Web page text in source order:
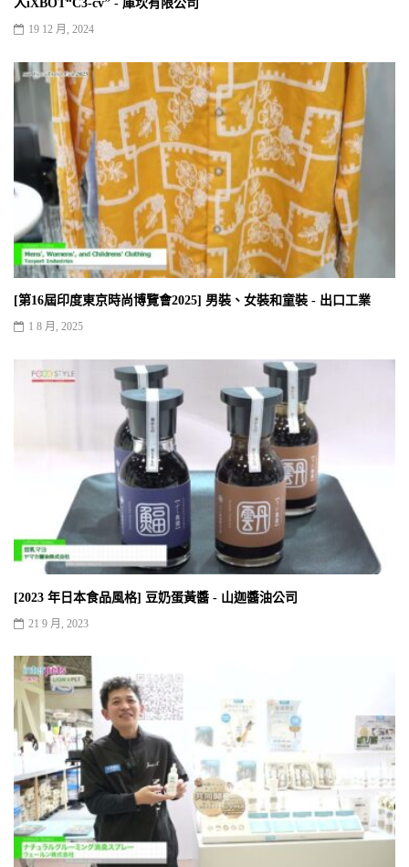
人iXBOT“C3-cv” - 庫坎有限公司
19 12 月, 2024
[第16屆印度東京時尚博覽會2025] 男裝、女裝和童裝 - 出口工業
1 8 月, 2025
[2023 年日本食品風格] 豆奶蛋黃醬 - 山迦醬油公司
21 9 月, 2023